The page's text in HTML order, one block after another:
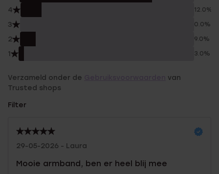
4 12.0%
3 0.0%
2 9.0%
1 3.0%
Verzameld onder de
van
Trusted shops
Filter
29-05-2026 - Laura
Mooie armband, ben er heel blij mee